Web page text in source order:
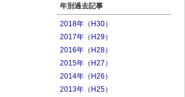
年別過去記事
2018年（H30）
2017年（H29）
2016年（H28）
2015年（H27）
2014年（H26）
2013年（H25）